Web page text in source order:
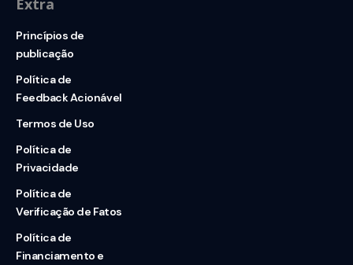
Extra
Princípios de
publicação
Política de
Feedback Acionável
Termos de Uso
Política de
Privacidade
Política de
Verificação de Fatos
Política de
Financiamento e